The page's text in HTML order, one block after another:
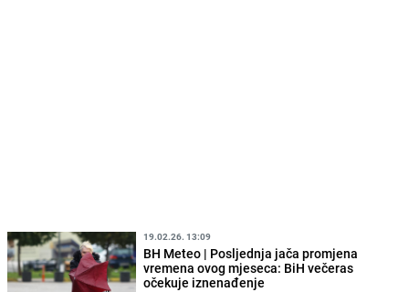
19.02.26. 13:09
BH Meteo | Posljednja jača promjena
vremena ovog mjeseca: BiH večeras
očekuje iznenađenje